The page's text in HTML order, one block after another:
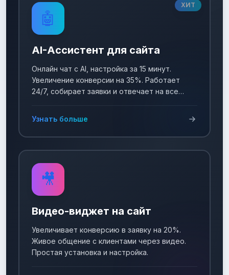
ХИТ
🤖
AI-Ассистент для сайта
Онлайн чат с AI, настройка за 15 минут.
Увеличение конверсии на 35%. Работает
24/7, собирает заявки и отвечает на все
Узнать больше
🎥
Видео-виджет на сайт
Увеличивает конверсию в заявку на 20%.
Живое общение с клиентами через видео.
Простая установка и настройка.